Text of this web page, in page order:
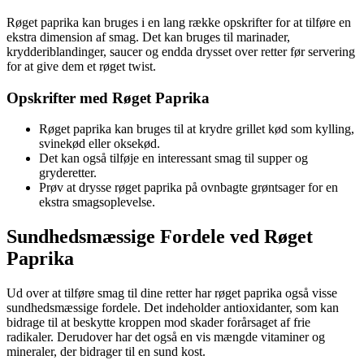
Røget paprika kan bruges i en lang række opskrifter for at tilføre en
ekstra dimension af smag. Det kan bruges til marinader,
krydderiblandinger, saucer og endda drysset over retter før servering
for at give dem et røget twist.
Opskrifter med Røget Paprika
Røget paprika kan bruges til at krydre grillet kød som kylling,
svinekød eller oksekød.
Det kan også tilføje en interessant smag til supper og
gryderetter.
Prøv at drysse røget paprika på ovnbagte grøntsager for en
ekstra smagsoplevelse.
Sundhedsmæssige Fordele ved Røget
Paprika
Ud over at tilføre smag til dine retter har røget paprika også visse
sundhedsmæssige fordele. Det indeholder antioxidanter, som kan
bidrage til at beskytte kroppen mod skader forårsaget af frie
radikaler. Derudover har det også en vis mængde vitaminer og
mineraler, der bidrager til en sund kost.